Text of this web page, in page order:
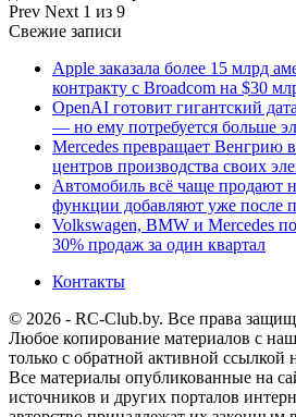
Prev Next 1 из 9
Свежие записи
Apple заказала более 15 млрд
контракту с Broadcom на $30
OpenAI готовит гигантский
— но ему потребуется больше
Mercedes превращает Венгрию
центров производства своих
Автомобиль всё чаще продают
функции добавляют уже после
Volkswagen, BMW и Mercedes
30% продаж за один квартал
Контакты
© 2026 - RC-Club.by. Все права
Любое копирование материалов с
только с обратной активной ссылкой
Все материалы опубликованные на
источников и других порталов